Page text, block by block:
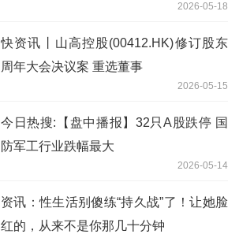
2026-05-18
快资讯丨山高控股(00412.HK)修订股东
周年大会决议案 重选董事
2026-05-15
今日热搜:【盘中播报】32只A股跌停 国
防军工行业跌幅最大
2026-05-14
资讯：性生活别傻练“持久战”了！让她脸
红的，从来不是你那几十分钟